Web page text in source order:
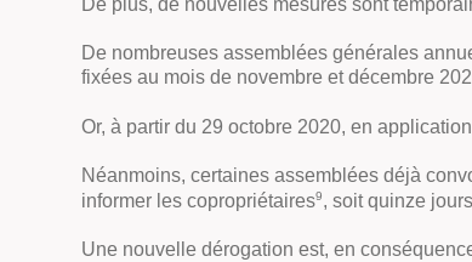
De nombreuses assemblées générales
fixées au mois de novembre et décembre
Or, à partir du 29 octobre 2020, en
Néanmoins, certaines assemblées déjà
informer les copropriétaires9, soit quinze
Une nouvelle dérogation est, en